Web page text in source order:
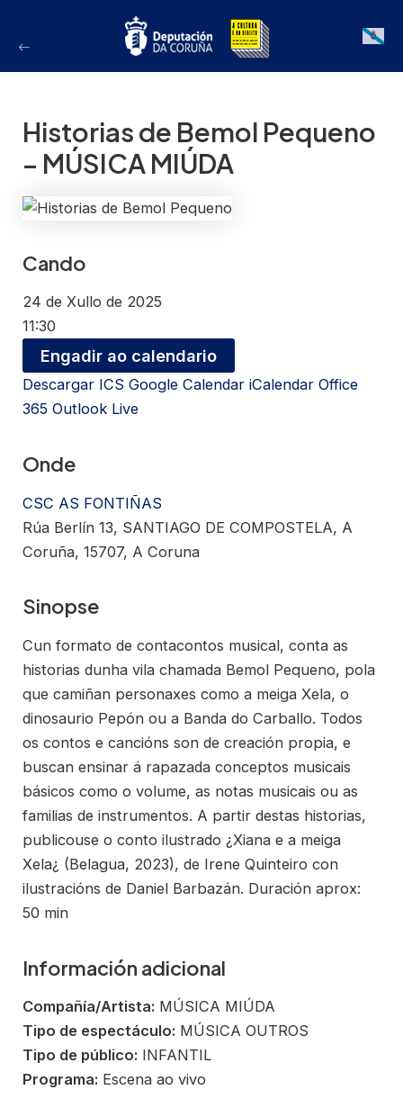
Galician
Historias de Bemol Pequeno
– MÚSICA MIÚDA
Cando
24 de Xullo de 2025
11:30
Engadir ao calendario
Descargar ICS Google Calendar iCalendar Office
365 Outlook Live
Onde
CSC AS FONTIÑAS
Rúa Berlín 13, SANTIAGO DE COMPOSTELA, A
Coruña, 15707, A Coruna
Sinopse
Cun formato de contacontos musical, conta as
historias dunha vila chamada Bemol Pequeno, pola
que camiñan personaxes como a meiga Xela, o
dinosaurio Pepón ou a Banda do Carballo. Todos
os contos e cancións son de creación propia, e
buscan ensinar á rapazada conceptos musicais
básicos como o volume, as notas musicais ou as
familias de instrumentos. A partir destas historias,
publicouse o conto ilustrado ¿Xiana e a meiga
Xela¿ (Belagua, 2023), de Irene Quinteiro con
ilustracións de Daniel Barbazán. Duración aprox:
50 min
Información adicional
Compañía/Artista: MÚSICA MIÚDA
Tipo de espectáculo: MÚSICA OUTROS
Tipo de público: INFANTIL
Programa: Escena ao vivo